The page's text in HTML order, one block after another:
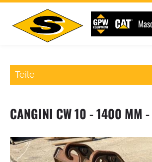
Teile
LADESCHAUFEL
CANGINI CW 10 - 1400 MM -